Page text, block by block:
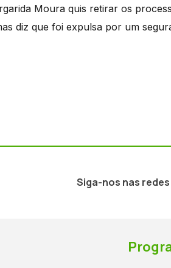
Moura quis retirar os
diz que foi expulsa por um
Siga-nos nas